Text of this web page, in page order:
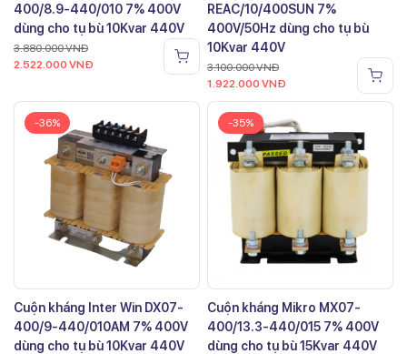
400/8.9-440/010 7% 400V
dùng cho tụ bù 10Kvar 440V
3.880.000VNĐ
2.522.000 VNĐ
REAC/10/400SUN 7%
400V/50Hz dùng cho tụ bù
10Kvar 440V
3.100.000VNĐ
1.922.000 VNĐ
-36%
Cuộn kháng Inter Win DX07-
400/9-440/010AM 7% 400V
dùng cho tụ bù 10Kvar 440V
-35%
Cuộn kháng Mikro MX07-
400/13.3-440/015 7% 400V
dùng cho tụ bù 15Kvar 440V